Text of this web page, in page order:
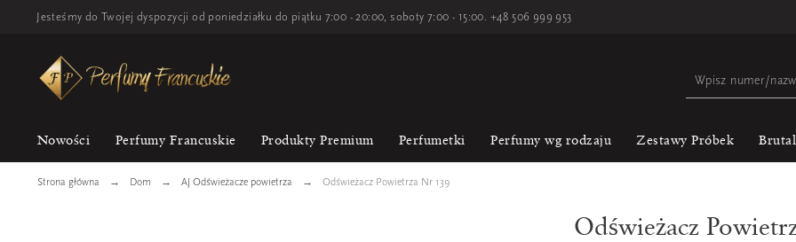
Jesteśmy do Twojej dyspozycji od poniedziałku do piątku 7:00 - 20:00, soboty 7:00 - 15:00. +48 506 999 953
Nowości Perfumy Francuskie Produkty Premium Perfumetki Perfumy wg rodzaju Zestawy Próbek
Strona główna Dom AJ Odświeżacze powietrza Odświeżacz Powietrza Nr 139
Odświeżacz